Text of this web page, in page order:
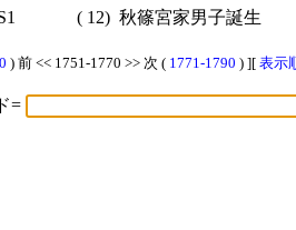
( 12) 秋篠宮家男子誕生
) 前 << 1751-1770 >> 次 ( 1771-1790 ) ][ 表示
=